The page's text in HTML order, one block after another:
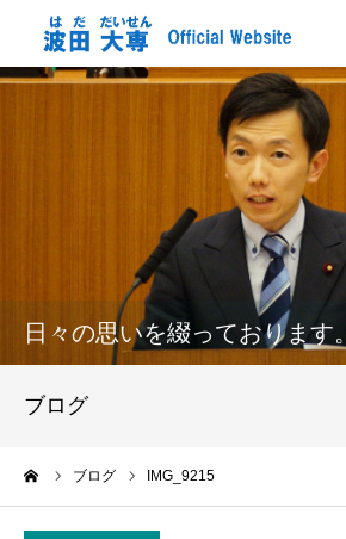
日々の思いを綴っております。
ブログ
ブログ IMG_9215
活動報告
応援する